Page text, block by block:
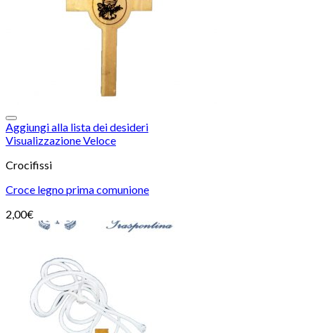
Aggiungi alla lista dei desideri
Visualizzazione Veloce
Crocifissi
Croce legno prima comunione
2,00€